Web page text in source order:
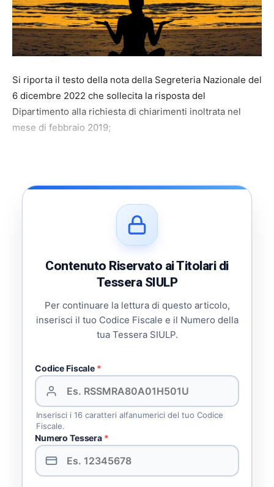
Si riporta il testo della nota della Segreteria Nazionale del
6 dicembre 2022 che sollecita la risposta del
Dipartimento alla richiesta di chiarimenti inoltrata nel
mese di febbraio 2019;
Contenuto Riservato ai Titolari di
Tessera SIULP
Per continuare la lettura di questo articolo,
inserisci il tuo Codice Fiscale e il Numero della
tua Tessera SIULP.
Codice Fiscale *
Inserisci i 16 caratteri alfanumerici del tuo Codice
Fiscale.
Numero Tessera *